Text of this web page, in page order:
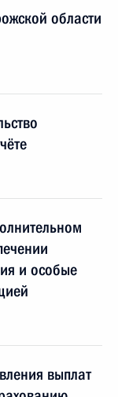
области
и особые
выплат